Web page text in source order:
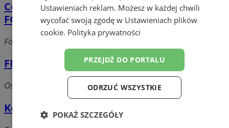
Centrum konferencyjno-szkoleniowe
FOLWARECKA 23
Folwarecka, 44-240 Żory
FHU Peter Piotr Tokarz
Os. Ks. Władysława, 44-240 Żory
Korporacja Budowlana Fadom S.A.
Ustawieniach reklam. Możesz w każdej chwili
wycofać swoją zgodę w Ustawieniach plików
cookie. Polityka prywatności
PRZEJDŹ DO PORTALU
ODRZUĆ WSZYSTKIE
POKAŻ SZCZEGÓŁY